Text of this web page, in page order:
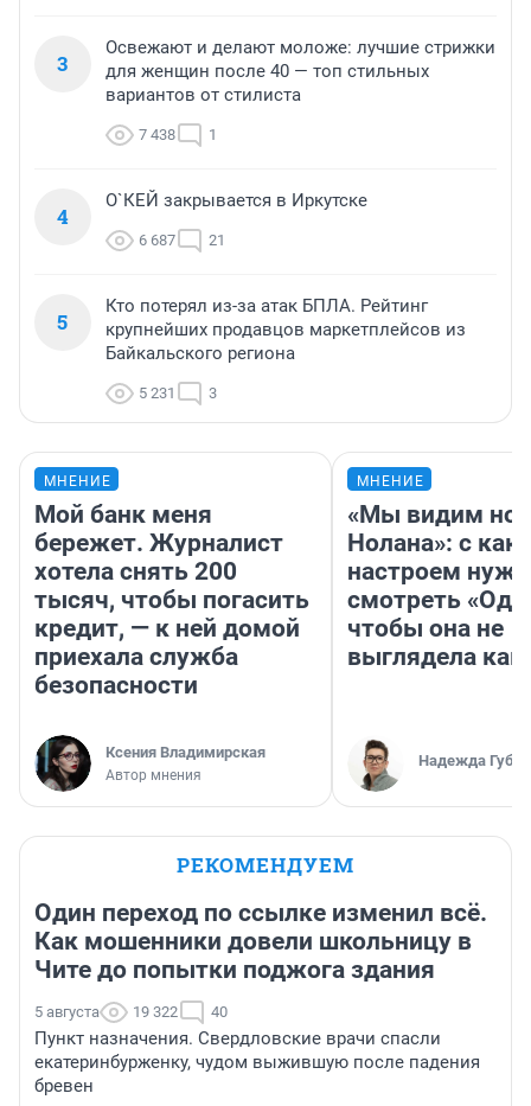
3
Освежают и делают моложе: лучшие стрижки
для женщин после 40 — топ стильных
вариантов от стилиста
7 438 1
4
О`КЕЙ закрывается в Иркутске
6 687 21
5
Кто потерял из-за атак БПЛА. Рейтинг
крупнейших продавцов маркетплейсов из
Байкальского региона
5 231 3
МНЕНИЕ
Мой банк меня
бережет. Журналист
хотела снять 200
тысяч, чтобы погасить
кредит, — к ней домой
приехала служба
безопасности
Ксения Владимирская
Автор мнения
МНЕНИЕ
«Мы видим
Нолана»: с
настроем
смотреть
чтобы она не
выглядела как
Надежда
РЕКОМЕНДУЕМ
Один переход по ссылке изменил всё.
Как мошенники довели школьницу в
Чите до попытки поджога здания
5 августа 19 322 40
Пункт назначения. Свердловские врачи спасли
екатеринбурженку, чудом выжившую после падения
бревен